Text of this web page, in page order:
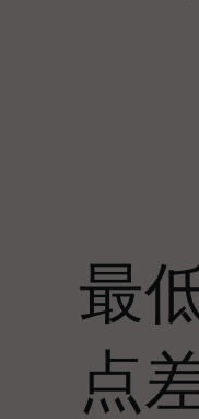
作为
心勃
最
点